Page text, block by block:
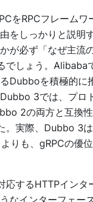
をRPCフレームワ
をしっかりと説明
が必ず「なぜ主流
でしょう。Alibaba
Dubboを積極的に
3では、プロ
2の両方と互換
。実際、Dubbo 3は
りも、gRPCの優
応するHTTPインタ
なインターフェー